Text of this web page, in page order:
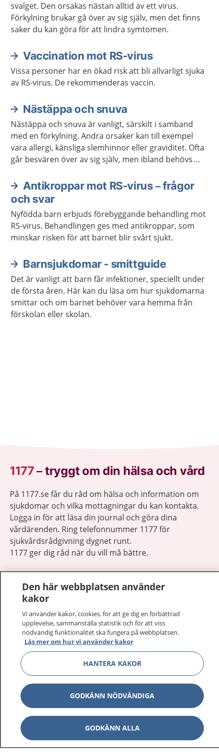
svalget. Den orsakas nästan alltid av ett virus.
Förkylning brukar gå över av sig själv, men det finns
saker du kan göra för att lindra symtomen.
Vaccination mot RS-virus
Vissa personer har en ökad risk att bli allvarligt sjuka
av RS-virus. De rekommenderas vaccin.
Nästäppa och snuva
Nästäppa och snuva är vanligt, särskilt i samband
med en förkylning. Andra orsaker kan till exempel
vara allergi, känsliga slemhinnor eller graviditet. Ofta
går besvären över av sig själv, men ibland behövs
Antikroppar mot RS-virus – frågor
och svar
Nyfödda barn erbjuds förebyggande behandling mot
RS-virus. Behandlingen ges med antikroppar, som
minskar risken för att barnet blir svårt sjukt.
Barnsjukdomar - smittguide
Det är vanligt att barn får infektioner, speciellt under
de första åren. Här kan du läsa om hur sjukdomarna
smittar och om barnet behöver vara hemma från
förskolan eller skolan.
1177–tryggt om din hälsa och vård
På 1177.se får du råd om hälsa och information om
sjukdomar och vilka mottagningar du kan kontakta.
Logga in för att läsa din journal och göra dina
vårdärenden. Ring telefonnummer 1177 för
sjukvårdsrådgivning dygnet runt.
1177 ger dig råd när du vill må bättre.
1177 på flera språk
Om 1177
Kontakt Visa
Behandling av personuppgifter
Hantering av kakor
Den här webbplatsen använder
kakor
Vi använder kakor, cookies, för att ge dig en förbättrad
upplevelse, sammanställa statistik och för att viss
nödvändig funktionalitet ska fungera på webbplatsen.
Läs mer om hur vi använder kakor
HANTERA KAKOR
GODKÄNN NÖDVÄNDIGA
GODKÄNN ALLA